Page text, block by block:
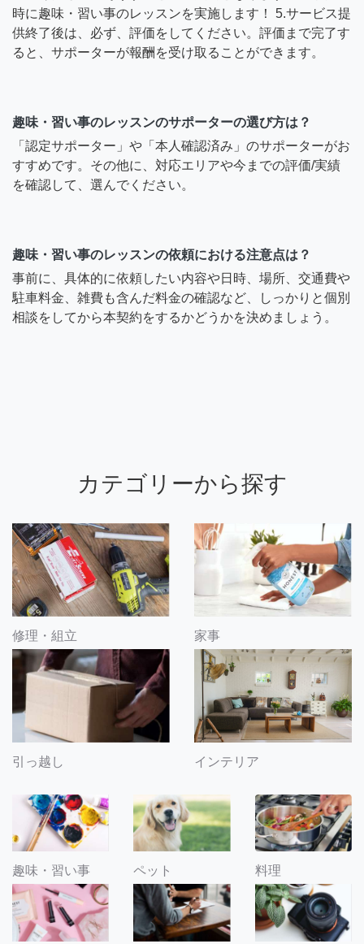
時に趣味・習い事のレッスンを実施します！ 5.サービス提
供終了後は、必ず、評価をしてください。評価まで完了す
ると、サポーターが報酬を受け取ることができます。
趣味・習い事のレッスンのサポーターの選び方は？
「認定サポーター」や「本人確認済み」のサポーターがお
すすめです。その他に、対応エリアや今までの評価/実績
を確認して、選んでください。
趣味・習い事のレッスンの依頼における注意点は？
事前に、具体的に依頼したい内容や日時、場所、交通費や
駐車料金、雑費も含んだ料金の確認など、しっかりと個別
相談をしてから本契約をするかどうかを決めましょう。
カテゴリーから探す
修理・組立 家事
引っ越し インテリア
趣味・習い事 ペット 料理